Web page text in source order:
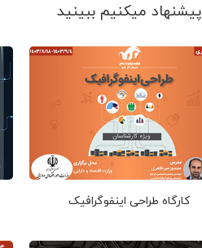
پیشنهاد می‎کنیم ببینید
کارگاه طراحی اینفوگرافیک